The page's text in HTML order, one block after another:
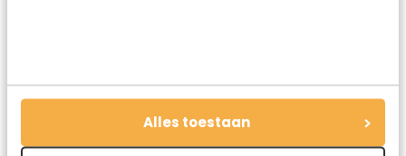
Alles toestaan
Deel via E-mail